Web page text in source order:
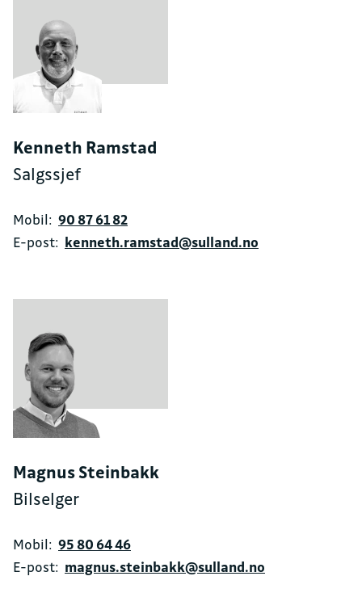
Kenneth Ramstad
Salgssjef
Mobil: 90 87 61 82
E-post: kenneth.ramstad@sulland.no
Magnus Steinbakk
Bilselger
Mobil: 95 80 64 46
E-post: magnus.steinbakk@sulland.no